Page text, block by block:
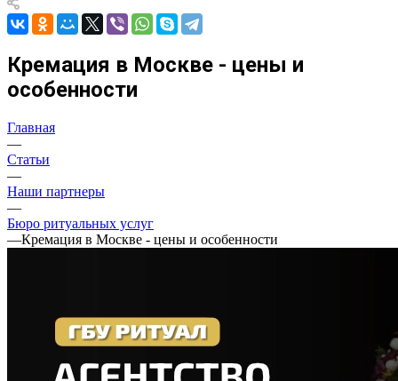
Кремация в Москве - цены и
особенности
Главная
—
Статьи
—
Наши партнеры
—
Бюро ритуальных услуг
—Кремация в Москве - цены и особенности